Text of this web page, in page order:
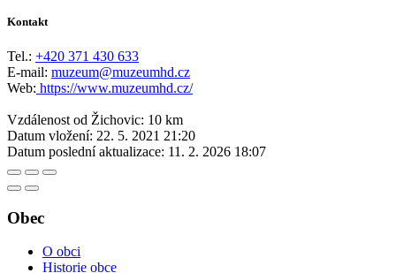
Kontakt
Tel.: +420 371 430 633
E-mail: muzeum@muzeumhd.cz
Web: https://www.muzeumhd.cz/
Vzdálenost od Žichovic: 10 km
Datum vložení: 22. 5. 2021 21:20
Datum poslední aktualizace: 11. 2. 2026 18:07
Obec
O obci
Historie obce